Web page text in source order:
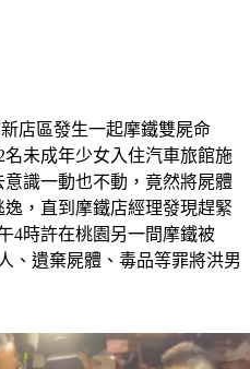
未成年少女入住汽車旅館施
識一動也不動，竟然將屍體
，直到摩鐵店經理發現趕緊
4時許在桃園另一間摩鐵被
、遺棄屍體、毒品等罪將洪男